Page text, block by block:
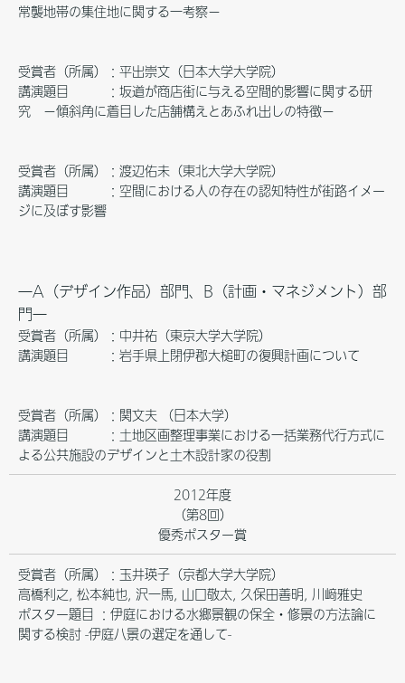
常襲地帯の集住地に関する一考察－
受賞者（所属）：平出崇文（日本大学大学院）
講演題目 ：坂道が商店街に与える空間的影響に関する研
究 －傾斜角に着目した店舗構えとあふれ出しの特徴－
受賞者（所属）：渡辺佑未（東北大学大学院）
講演題目 ：空間における人の存在の認知特性が街路イメー
ジに及ぼす影響
―A（デザイン作品）部門、B（計画・マネジメント）部
門―
受賞者（所属）：中井祐（東京大学大学院）
講演題目 ：岩手県上閉伊郡大槌町の復興計画について
受賞者（所属）：関文夫 （日本大学）
講演題目 ：土地区画整理事業における一括業務代行方式に
よる公共施設のデザインと土木設計家の役割
2012年度
（第8回）
優秀ポスター賞
受賞者（所属）：玉井瑛子（京都大学大学院）
高橋利之, 松本純也, 沢一馬, 山口敬太, 久保田善明, 川﨑雅史
ポスター題目 ：伊庭における水郷景観の保全・修景の方法論に
関する検討 -伊庭八景の選定を通して-